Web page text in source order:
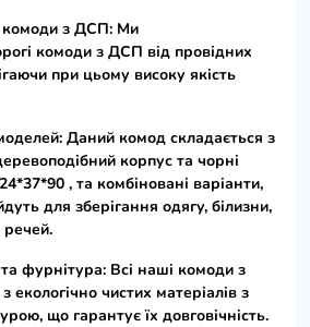
комоди з ДСП: Ми
комоди з ДСП від провідних
при цьому високу якість
Даний комод складається з
корпус та чорні
, та комбіновані варіанти,
для зберігання одягу, білизни,
речей.
фурнітура: Всі наші комоди з
екологічно чистих матеріалів з
що гарантує їх довговічність.